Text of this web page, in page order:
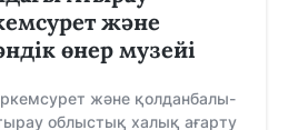
және
өнер музейі
және қолданбалы-
облыстық халық ағарту